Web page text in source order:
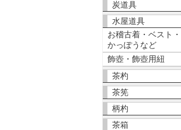
炭道具
水屋道具
お稽古着・ベスト・
かっぽうなど
飾壺・飾壺用紐
茶杓
茶筅
柄杓
茶箱